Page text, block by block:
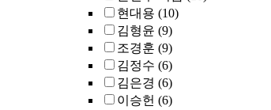
현대용 (10)
김형윤 (9)
조경훈 (9)
김정수 (6)
김은경 (6)
이승헌 (6)